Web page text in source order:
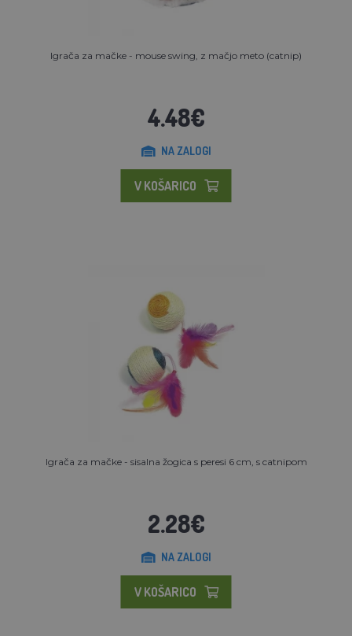
Igrača za mačke - mouse swing, z mačjo meto (catnip)
4.48€
NA ZALOGI
V KOŠARICO
Igrača za mačke - sisalna žogica s peresi 6 cm, s catnipom
2.28€
NA ZALOGI
V KOŠARICO